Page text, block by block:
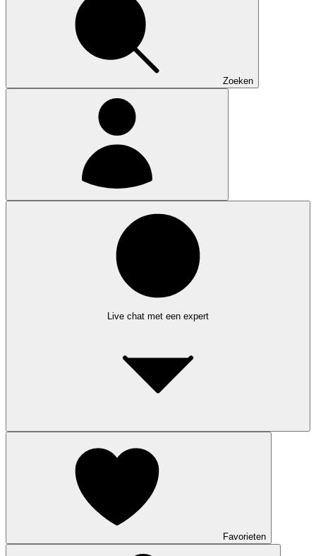
Zoeken
Live chat met een expert
Favorieten